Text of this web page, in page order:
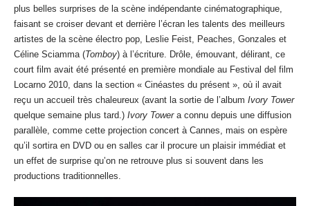
plus belles surprises de la scène indépendante cinématographique,
faisant se croiser devant et derrière l’écran les talents des meilleurs
artistes de la scène électro pop, Leslie Feist, Peaches, Gonzales et
Céline Sciamma (Tomboy) à l’écriture. Drôle, émouvant, délirant, ce
court film avait été présenté en première mondiale au Festival del film
Locarno 2010, dans la section « Cinéastes du présent », où il avait
reçu un accueil très chaleureux (avant la sortie de l’album Ivory Tower
quelque semaine plus tard.) Ivory Tower a connu depuis une diffusion
parallèle, comme cette projection concert à Cannes, mais on espère
qu’il sortira en DVD ou en salles car il procure un plaisir immédiat et
un effet de surprise qu’on ne retrouve plus si souvent dans les
productions traditionnelles.